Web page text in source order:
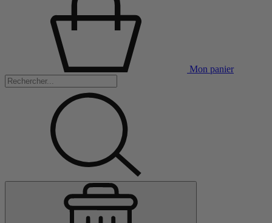
Mon panier